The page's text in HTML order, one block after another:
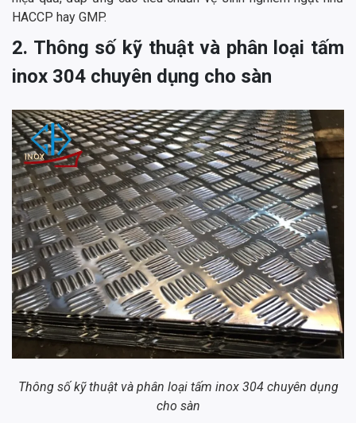
HACCP hay GMP.
2. Thông số kỹ thuật và phân loại tấm
inox 304 chuyên dụng cho sàn
Thông số kỹ thuật và phân loại tấm inox 304 chuyên dụng
cho sàn